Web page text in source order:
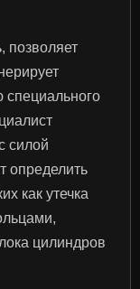
позволяет
силой
определить
как утечка
цилиндров